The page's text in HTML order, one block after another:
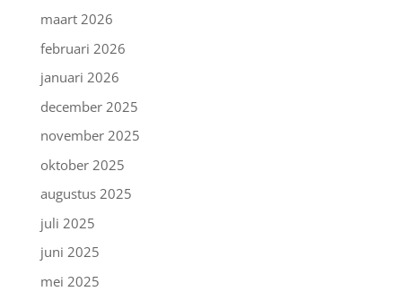
maart 2026
februari 2026
januari 2026
december 2025
november 2025
oktober 2025
augustus 2025
juli 2025
juni 2025
mei 2025